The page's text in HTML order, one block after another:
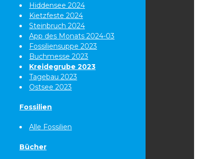
Hiddensee 2024
Kietzfeste 2024
Steinbruch 2024
App des Monats 2024-03
Fossiliensuppe 2023
Buchmesse 2023
Kreidegrube 2023
Tagebau 2023
Ostsee 2023
Fossilien
Alle Fossilien
Bücher